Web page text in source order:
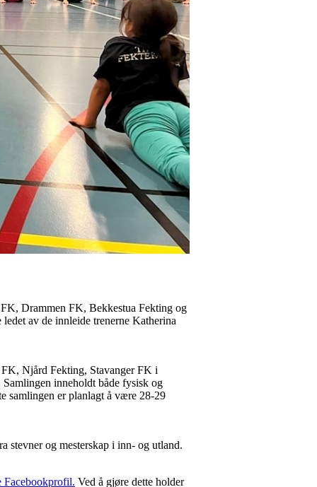
Drammen FK, Bekkestua Fekting og
av de innleide trenerne Katherina
Njård Fekting, Stavanger FK i
inneholdt både fysisk og
samlingen er planlagt å være 28-29
stevner og mesterskap i inn- og utland.
Facebookprofil. Ved å gjøre dette holder